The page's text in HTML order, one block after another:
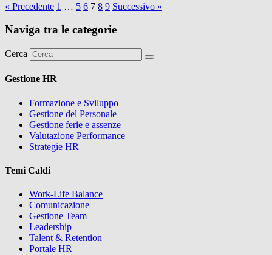
« Precedente 1 … 5 6 7 8 9 Successivo »
Naviga tra le categorie
Cerca
Gestione HR
Formazione e Sviluppo
Gestione del Personale
Gestione ferie e assenze
Valutazione Performance
Strategie HR
Temi Caldi
Work-Life Balance
Comunicazione
Gestione Team
Leadership
Talent & Retention
Portale HR